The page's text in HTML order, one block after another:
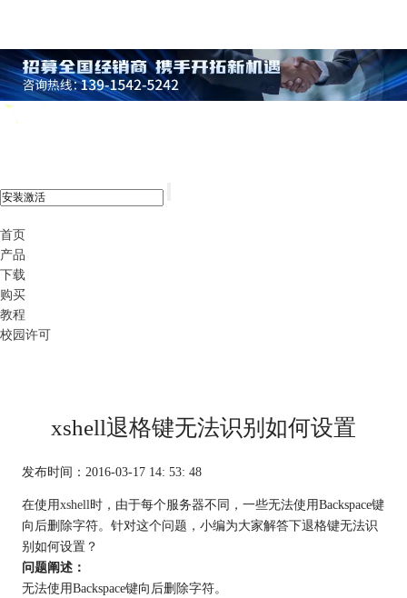
首页
产品
下载
购买
教程
校园许可
xshell退格键无法识别如何设置
发布时间：2016-03-17 14: 53: 48
在使用xshell时，由于每个服务器不同，一些无法使用Backspace键
向后删除字符。针对这个问题，小编为大家解答下退格键无法识
别如何设置？
问题阐述：
无法使用Backspace键向后删除字符。